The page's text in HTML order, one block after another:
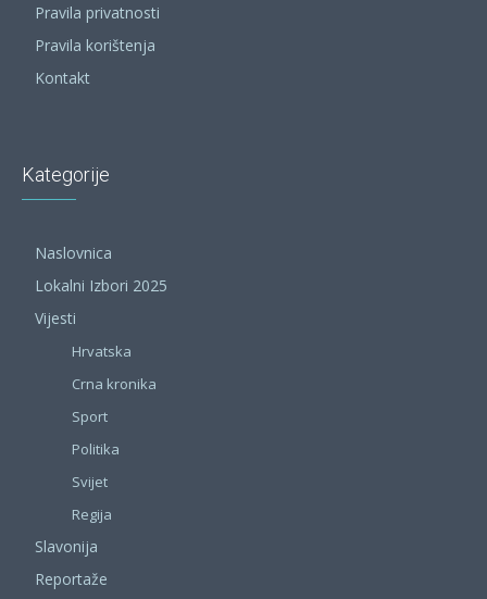
Pravila privatnosti
Pravila korištenja
Kontakt
Kategorije
Naslovnica
Lokalni Izbori 2025
Vijesti
Hrvatska
Crna kronika
Sport
Politika
Svijet
Regija
Slavonija
Reportaže